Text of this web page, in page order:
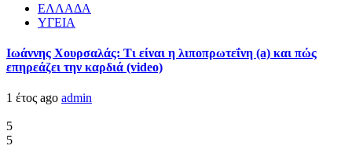
ΕΛΛΑΔΑ
ΥΓΕΙΑ
Ιωάννης Χουρσαλάς: Τι είναι η λιποπρωτεΐνη (a) και πώς
επηρεάζει την καρδιά (video)
1 έτος ago admin
5
5